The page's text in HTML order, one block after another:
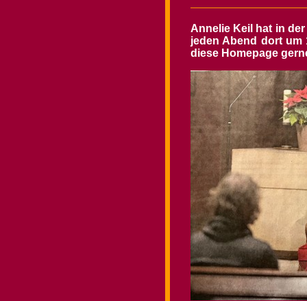
Annelie Keil hat in
jeden Abend dort um
diese Homepage